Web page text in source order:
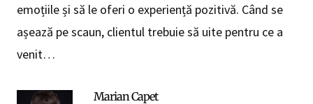
emoțiile și să le oferi o experiență pozitivă. Când se
așează pe scaun, clientul trebuie să uite pentru ce a
venit…
Marian Capet